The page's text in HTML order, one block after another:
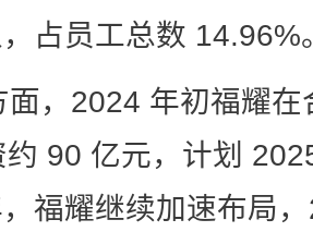
占员工总数 14.96%
面，2024 年初福耀
90 亿元，计划
福耀继续加速布局